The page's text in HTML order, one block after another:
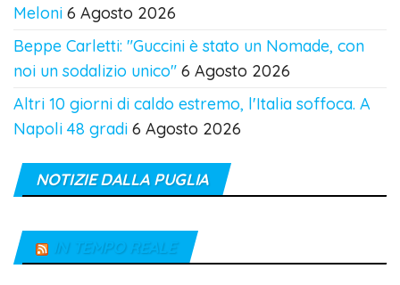
Meloni 6 Agosto 2026
Beppe Carletti: "Guccini è stato un Nomade, con
noi un sodalizio unico" 6 Agosto 2026
Altri 10 giorni di caldo estremo, l'Italia soffoca. A
Napoli 48 gradi 6 Agosto 2026
NOTIZIE DALLA PUGLIA
IN TEMPO REALE